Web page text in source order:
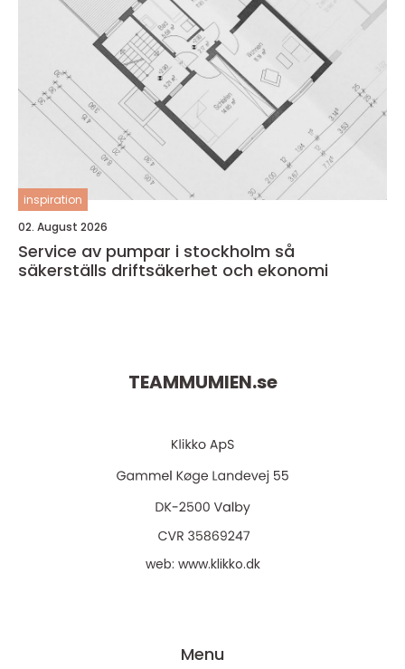
inspiration
02. August 2026
Service av pumpar i stockholm så
säkerställs driftsäkerhet och ekonomi
TEAMMUMIEN.se
web: www.klikko.dk
Menu